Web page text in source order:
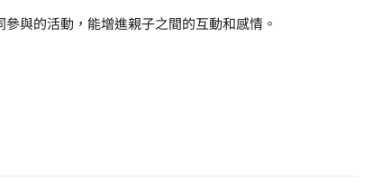
參與的活動，能增進親子之間的互動和感情。